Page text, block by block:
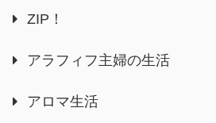
ZIP！
アラフィフ主婦の生活
アロマ生活